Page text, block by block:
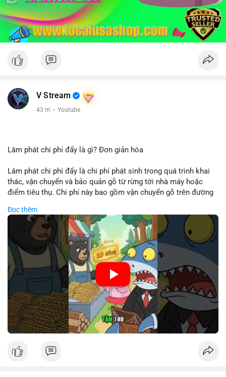
V Stream
43 m · Youtube
Lâm phát chi phí đẩy là gì? Đơn giản hóa
Lâm phát chi phí đẩy là chi phí phát sinh trong quá trình khai
thác, vận chuyển và bảo quản gỗ từ rừng tới nhà máy hoặc
điểm tiêu thụ. Chi phí này bao gồm vận chuyển gỗ trên đường
điều kiện địa hình. Việc hiểu rõ chi phí đẩy giúp doanh nghiệp
lâm nghiệp tối ưu hoá chuỗi cung ứng và kiểm soát lợi nhuận.
🎥 Xem video trực tiếp tại:
Nguồn: Cú Thông Thái
Đọc thêm